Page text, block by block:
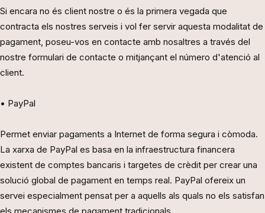
Si encara no és client nostre o és la primera vegada que
contracta els nostres serveis i vol fer servir aquesta modalitat de
pagament, poseu-vos en contacte amb nosaltres a través del
nostre formulari de contacte o mitjançant el número d'atenció al
client.
• PayPal
Permet enviar pagaments a Internet de forma segura i còmoda.
La xarxa de PayPal es basa en la infraestructura financera
existent de comptes bancaris i targetes de crèdit per crear una
solució global de pagament en temps real. PayPal ofereix un
servei especialment pensat per a aquells als quals no els satisfan